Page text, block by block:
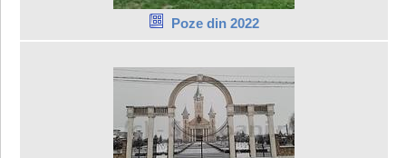
Poze din 2022